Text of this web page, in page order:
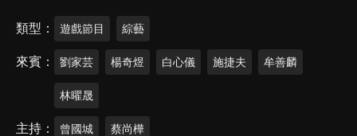
類型 遊戲節目 綜藝
來賓 劉家芸 楊奇煜 白心儀 施捷夫 牟善麟
林曜晟
主持 曾國城 蔡尚樺